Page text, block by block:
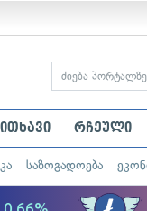
რჩეული
საზოგადოება